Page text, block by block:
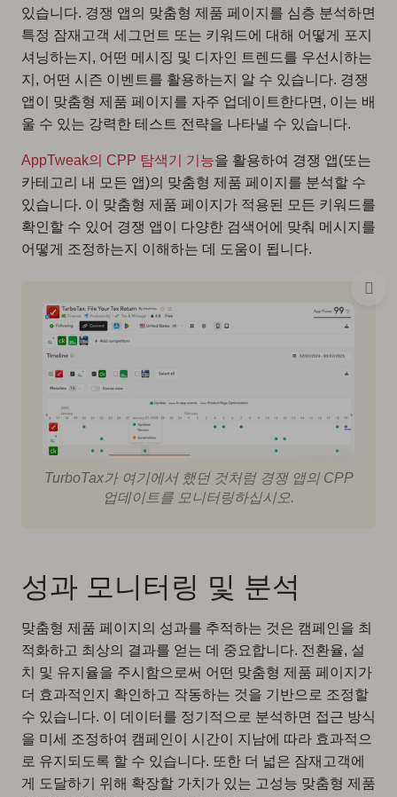
있습니다. 경쟁 앱의 맞춤형 제품 페이지를 심층 분석하면
특정 잠재고객 세그먼트 또는 키워드에 대해 어떻게 포지
셔닝하는지, 어떤 메시징 및 디자인 트렌드를 우선시하는
지, 어떤 시즌 이벤트를 활용하는지 알 수 있습니다. 경쟁
앱이 맞춤형 제품 페이지를 자주 업데이트한다면, 이는 배
울 수 있는 강력한 테스트 전략을 나타낼 수 있습니다.
AppTweak의 CPP 탐색기 기능을 활용하여 경쟁 앱(또는
카테고리 내 모든 앱)의 맞춤형 제품 페이지를 분석할 수
있습니다. 이 맞춤형 제품 페이지가 적용된 모든 키워드를
확인할 수 있어 경쟁 앱이 다양한 검색어에 맞춰 메시지를
어떻게 조정하는지 이해하는 데 도움이 됩니다.
TurboTax가 여기에서 했던 것처럼 경쟁 앱의 CPP
업데이트를 모니터링하십시오.
성과 모니터링 및 분석
맞춤형 제품 페이지의 성과를 추적하는 것은 캠페인을 최
적화하고 최상의 결과를 얻는 데 중요합니다. 전환율, 설
치 및 유지율을 주시함으로써 어떤 맞춤형 제품 페이지가
더 효과적인지 확인하고 작동하는 것을 기반으로 조정할
수 있습니다. 이 데이터를 정기적으로 분석하면 접근 방식
을 미세 조정하여 캠페인이 시간이 지남에 따라 효과적으
로 유지되도록 할 수 있습니다. 또한 더 넓은 잠재고객에
게 도달하기 위해 확장할 가치가 있는 고성능 맞춤형 제품